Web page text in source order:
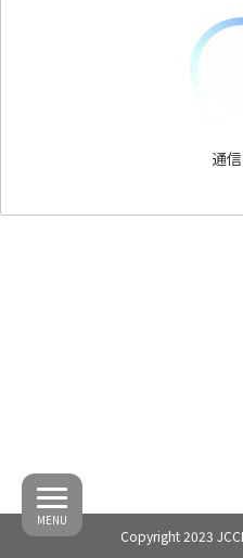
MENU
Copyright 2023
通信